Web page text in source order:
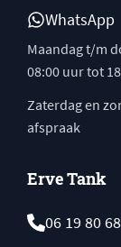
WhatsApp
Maandag t/m
08:00 uur tot
Zaterdag en
afspraak
Erve Tank
06 19 80